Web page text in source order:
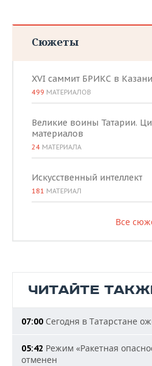
Сюжеты
XVI саммит БРИКС в Казани
499 МАТЕРИАЛОВ
Великие воины Татарии.
материалов
24 МАТЕРИАЛА
Искусственный интеллект
181 МАТЕРИАЛ
Все
ЧИТАЙТЕ
07:00 Сегодня в Татарстане
05:42 Режим «Ракетная
отменен